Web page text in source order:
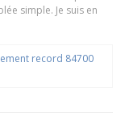
simple. Je suis en
record 84700